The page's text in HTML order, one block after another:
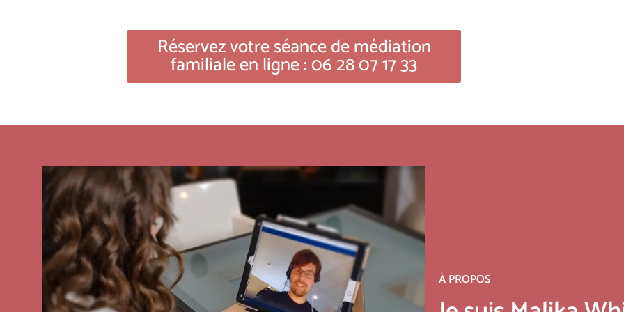
Réservez votre séance de médiation
familiale en ligne : 06 28 07 17 33
À PROPOS